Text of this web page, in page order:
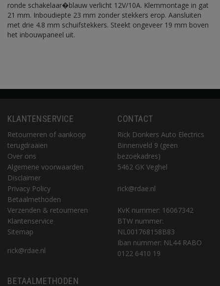
ronde schakelaar�blauw verlicht 12V/10A. Klemmontage in gat
21 mm. Inboudiepte 23 mm zonder stekkers erop. Aansluiten
met drie 4.8 mm schuifstekkers. Steekt ongeveer 19 mm boven
het inbouwpaneel uit.
KLANTENSERVICE
Retourneren of aankoop
terugdraaien
Over ons
Algemene voorwaarden
Disclaimer
Privacy Policy
Betaalmethoden
Verzenden & retourneren
Klantenservice
Sitemap
rick@rdae.nl
CONTACT
Rick Donkers Auto Electrics
Binnenveld 9 (geen
bezoekadres)
5462 GK Veghel
rick@rdae.nl
KvK nummer: 16067342
BTW nummer:
NL001768158B83
Iban nummer: NL44 RABO
0122 6410 19
BETAALMETHODEN